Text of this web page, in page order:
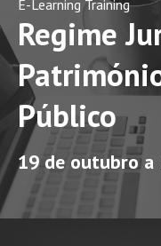
E-Learning Training
Regime
Público
19 de outubro a